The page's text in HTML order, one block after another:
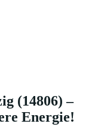
(14806) –
Energie!